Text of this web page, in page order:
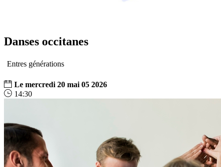
Danses occitanes
Entres générations
Le mercredi 20 mai 05 2026
14:30